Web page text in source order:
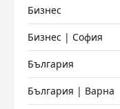
Бизнес
Бизнес | София
България
България | Варна